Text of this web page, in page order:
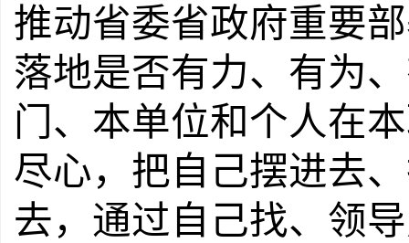
推动省委省政府重要
落地是否有力、有为
门、本单位和个人在
尽心，把自己摆进去
去，通过自己找、领